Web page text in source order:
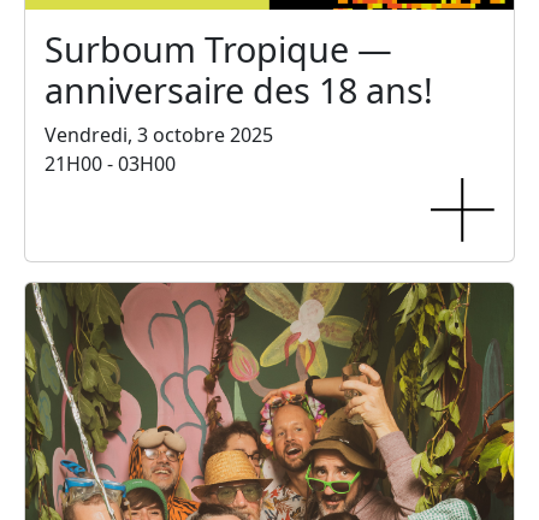
Surboum Tropique —
anniversaire des 18 ans!
Vendredi, 3 octobre 2025
21H00 - 03H00